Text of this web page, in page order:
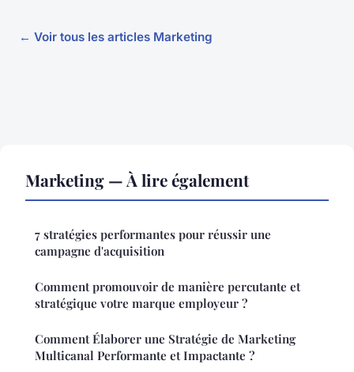
← Voir tous les articles Marketing
Marketing — À lire également
7 stratégies performantes pour réussir une
campagne d'acquisition
Comment promouvoir de manière percutante et
stratégique votre marque employeur ?
Comment Élaborer une Stratégie de Marketing
Multicanal Performante et Impactante ?